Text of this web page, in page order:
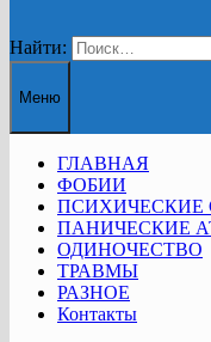
Найти:
Меню
ГЛАВНАЯ
ФОБИИ
ПСИХИЧЕСКИЕ
ПАНИЧЕСКИЕ
ОДИНОЧЕСТВО
ТРАВМЫ
РАЗНОЕ
Контакты